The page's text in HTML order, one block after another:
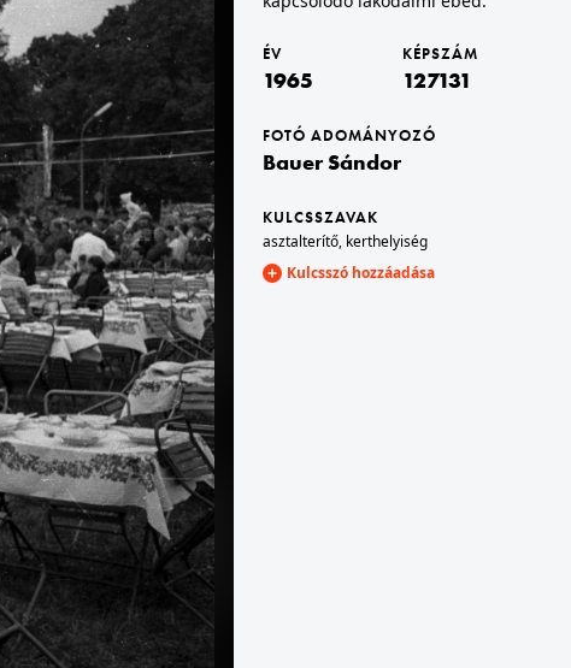
V.
1., Gyopár eszpresszó.
1965 · Veszprém
Victor Hugo utca, Stadion étterem.
1965 · Budapest VIII.
József körút 45., Baross kávéház és étterem.
ÉV
1965
KÉPSZÁM
127131
FOTÓ ADOMÁNYOZÓ
Bauer Sándor
KULCSSZAVAK
asztalterítő, kerthelyiség
Kulcsszó hozzáadása